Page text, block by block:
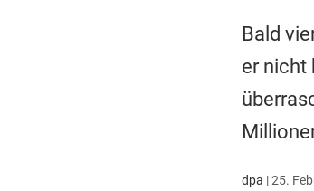
Bald
er nicht
dpa |25.